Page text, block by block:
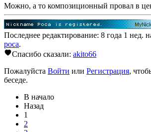
Можно, а то композиционный провал в
Последнее редактирование: 8 года 1 нед.
poca.
Спасибо сказали: akito66
Пожалуйста Войти или Регистрация,
беседе.
В начало
Назад
1
2